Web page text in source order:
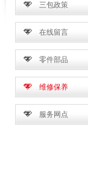
三包政策
在线留言
零件部品
维修保养
服务网点